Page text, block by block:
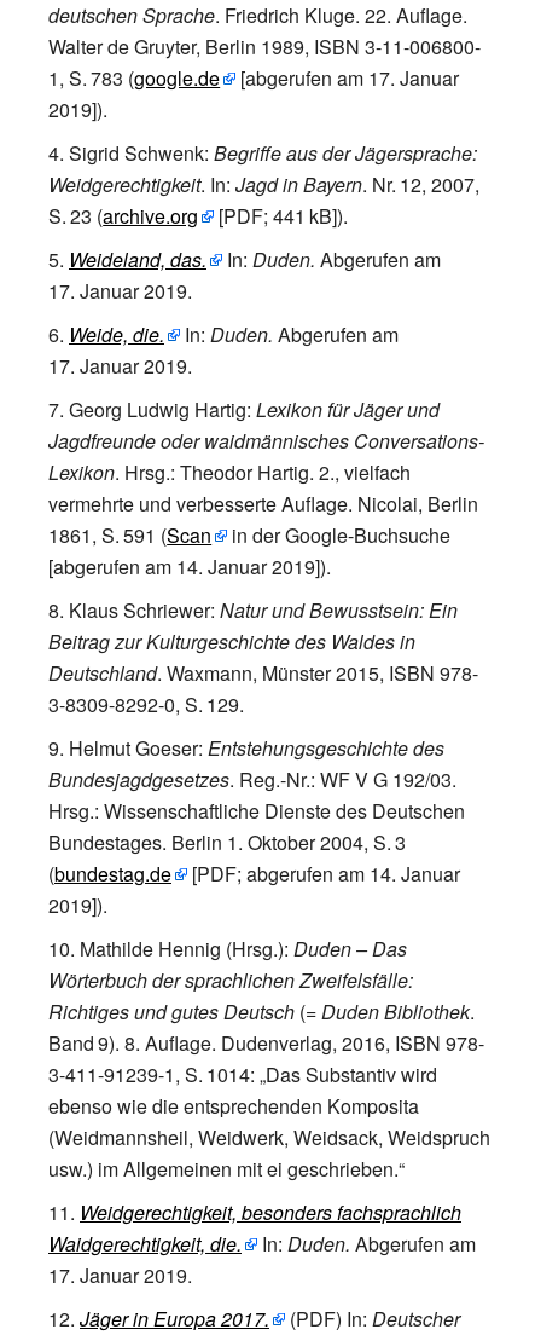
deutschen Sprache. Friedrich Kluge. 22. Auflage.
Walter de Gruyter, Berlin 1989, ISBN 3-11-006800-
1, S.783 (google.de [abgerufen am 17. Januar
2019]).
Sigrid Schwenk: Begriffe aus der Jägersprache:
Weidgerechtigkeit. In: Jagd in Bayern. Nr. 12, 2007,
S.23 (archive.org [PDF;441 kB]).
Weideland, das.
In: Duden. Abgerufen am
17. Januar 2019.
Weide, die.
In: Duden. Abgerufen am
17. Januar 2019.
Georg Ludwig Hartig: Lexikon für Jäger und
Jagdfreunde oder waidmännisches Conversations-
Lexikon. Hrsg.: Theodor Hartig. 2., vielfach
vermehrte und verbesserte Auflage. Nicolai, Berlin
1861, S.591 (Scan
in der Google-Buchsuche
[abgerufen am 14. Januar 2019]).
Klaus Schriewer: Natur und Bewusstsein: Ein
Beitrag zur Kulturgeschichte des Waldes in
Deutschland. Waxmann, Münster 2015, ISBN 978-
3-8309-8292-0, S. 129.
Helmut Goeser: Entstehungsgeschichte des
Bundesjagdgesetzes. Reg.-Nr.: WF V G 192/03.
Hrsg.: Wissenschaftliche Dienste des Deutschen
Bundestages. Berlin 1. Oktober 2004, S.3
(bundestag.de [PDF; abgerufen am 14. Januar
2019]).
Mathilde Hennig (Hrsg.): Duden – Das
Wörterbuch der sprachlichen Zweifelsfälle:
Richtiges und gutes Deutsch (=Duden Bibliothek.
Band9). 8. Auflage. Dudenverlag, 2016, ISBN 978-
3-411-91239-1, S. 1014: „Das Substantiv wird
ebenso wie die entsprechenden Komposita
(Weidmannsheil, Weidwerk, Weidsack, Weidspruch
usw.) im Allgemeinen mit ei geschrieben.“
Weidgerechtigkeit, besonders fachsprachlich
Waidgerechtigkeit, die.
In: Duden. Abgerufen am
17. Januar 2019.
Jäger in Europa 2017.
(PDF) In: Deutscher